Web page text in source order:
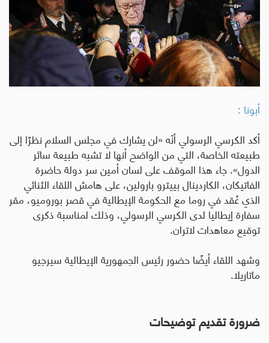
أبونا :
أكد الكرسي الرسولي أنّه «لن يشارك في مجلس السلام نظرًا إلى
طبيعته الخاصة، التي من الواضح أنها لا تشبه طبيعة سائر
الدول». جاء هذا الموقف على لسان أمين سر دولة حاضرة
الفاتيكان، الكاردينال بييترو بارولين، على هامش اللقاء الثنائي
الذي عُقد في روما مع الحكومة الإيطالية في قصر بوروميو، مقر
سفارة إيطاليا لدى الكرسي الرسولي، وذلك لمناسبة ذكرى
توقيع معاهدات لاتران.
وشهد اللقاء أيضًا حضور رئيس الجمهورية الإيطالية سيرجيو
ماتاريلا.
ضرورة تقديم توضيحات